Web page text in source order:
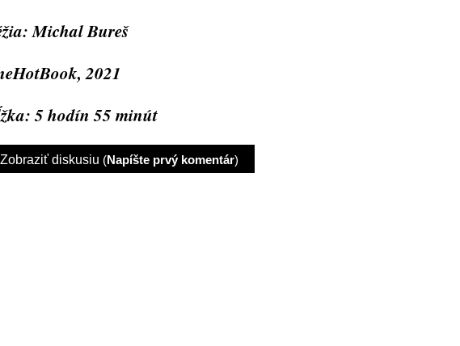
Michal Bureš
2021
5 hodín 55 minút
Zobraziť diskusiu (Napíšte prvý komentár)